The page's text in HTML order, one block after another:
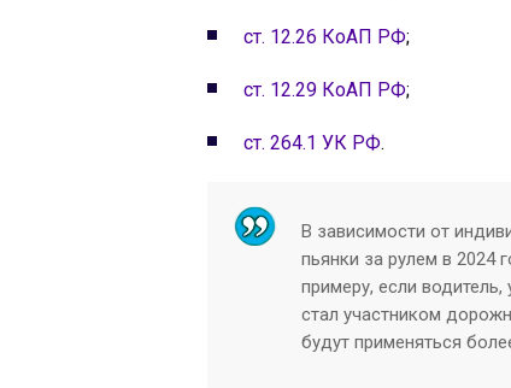
ст. 12.26 КоАП РФ;
ст. 12.29 КоАП РФ;
ст. 264.1 УК РФ.
В зависимости от
пьянки за рулем в 2024
примеру, если
стал участником
будут применяться